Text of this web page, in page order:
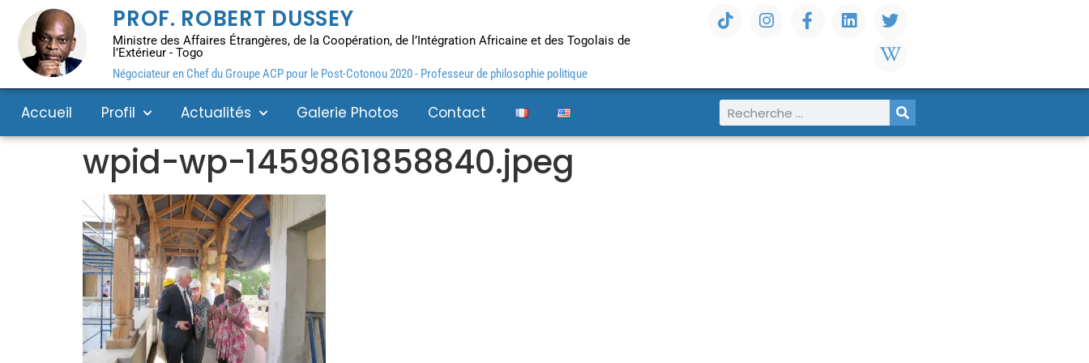
PROF. ROBERT DUSSEY
Ministre des Affaires Étrangères, de la Coopération, de l’Intégration Africaine et des Togolais de
l’Extérieur - Togo
Négociateur en Chef du Groupe ACP pour le Post-Cotonou 2020 - Professeur de philosophie politique
Accueil Profil Actualités Galerie Photos Contact
wpid-wp-1459861858840.jpeg